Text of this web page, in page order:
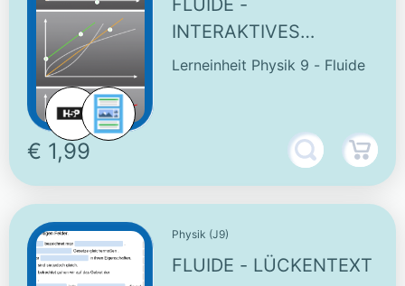
INTERAKTIVES
SCHAUBILD
Lerneinheit Physik 9 - Fluide
€ 1,99
Physik (J9)
FLUIDE - LÜCKENTEXT